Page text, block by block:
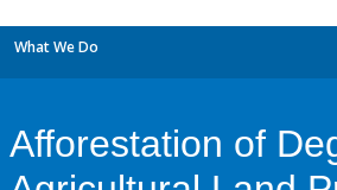
What We Do
Afforestation of